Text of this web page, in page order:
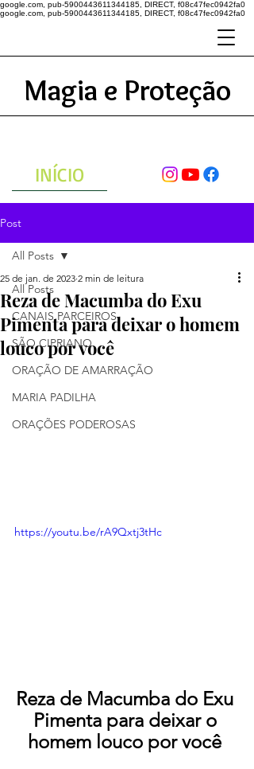
google.com, pub-5900443611344185, DIRECT, f08c47fec0942fa0
google.com, pub-5900443611344185, DIRECT, f08c47fec0942fa0
Magia e Proteção
INÍCIO
Post
All Posts
CANAIS PARCEIROS
SÃO CIPRIANO
ORAÇÃO DE AMARRAÇÃO
MARIA PADILHA
ORAÇÕES PODEROSAS
All Posts
Reza de Macumba do Exu
Pimenta para deixar o homem
louco por você
25 de jan. de 2023 2 min de leitura
https://youtu.be/rA9Qxtj3tHc
Reza de Macumba do Exu
Pimenta para deixar o
homem louco por você